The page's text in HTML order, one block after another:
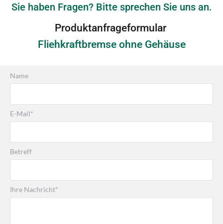
Sie haben Fragen? Bitte sprechen Sie uns an.
Produktanfrageformular
Fliehkraftbremse ohne Gehäuse
Name
E-Mail*
Betreff
Ihre Nachricht*